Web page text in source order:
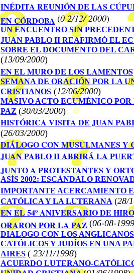
INÉDITA REUNIÓN DE LAS
EN CÓRDOBA (0 2/12/ 2000)
UN ENCUENTRO SIN
JUAN PABLO II REAFIRMÓ EL
SOBRE EL DOCUMENTO DEL
(13/09/2000)
EN EL MURO DE LOS LAMENTOS
SEMANA DE ORACIÓN POR LA
CRISTIANOS (12/06/2000)
MASIVO ACTO ECUMÉNICO
PAZ (30/03/2000)
HISTÓRICA VISITA DE JUAN
(26/03/2000)
DIÁLOGO CON MUSULMANES Y
JUAN PABLO II ABRIRÁ LA
JUNTO A PROTESTANTES Y
ASÍS 2002: ESCÁNDALO
IMPORTANTE ACERCAMIENTO
CATÓLICA Y LA LUTERANA (28/
EN EL 54º ANIVERSARIO DE
ORARON POR LA PAZ (06-08-1999
DIALOGO CON LOS ANGLICANOS
CATÓLICOS Y JUDÍOS EN UNA
AIRES ( 23/11/1998)
ACUERDO LUTERANO-